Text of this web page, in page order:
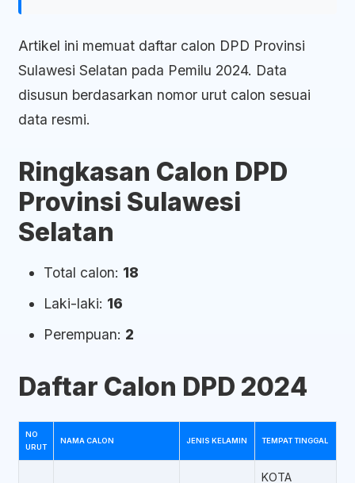
Artikel ini memuat daftar calon DPD Provinsi
Sulawesi Selatan pada Pemilu 2024. Data
disusun berdasarkan nomor urut calon sesuai
data resmi.
Ringkasan Calon DPD
Provinsi Sulawesi
Selatan
Total calon: 18
Laki-laki: 16
Perempuan: 2
Daftar Calon DPD 2024
NO
URUT
NAMA CALON JENIS KELAMIN TEMPAT TINGGAL
KOTA